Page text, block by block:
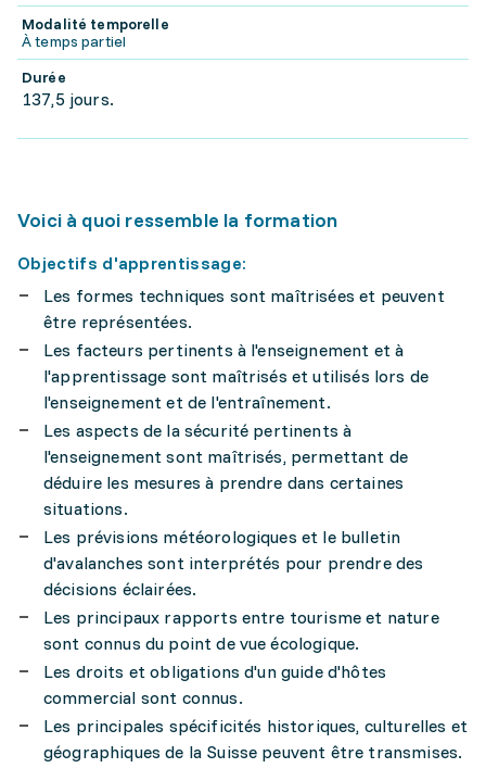
Modalité temporelle
À temps partiel
Durée
137,5 jours.
Voici à quoi ressemble la formation
Objectifs d'apprentissage:
Les formes techniques sont maîtrisées et peuvent
être représentées.
Les facteurs pertinents à l'enseignement et à
l'apprentissage sont maîtrisés et utilisés lors de
l'enseignement et de l'entraînement.
Les aspects de la sécurité pertinents à
l'enseignement sont maîtrisés, permettant de
déduire les mesures à prendre dans certaines
situations.
Les prévisions météorologiques et le bulletin
d'avalanches sont interprétés pour prendre des
décisions éclairées.
Les principaux rapports entre tourisme et nature
sont connus du point de vue écologique.
Les droits et obligations d'un guide d'hôtes
commercial sont connus.
Les principales spécificités historiques, culturelles et
géographiques de la Suisse peuvent être transmises.